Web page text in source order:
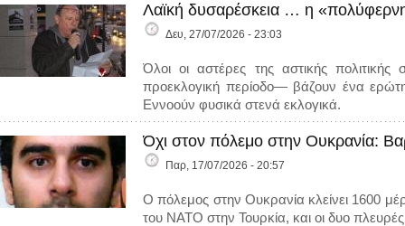
Λαϊκή δυσαρέσκεια … η
Δευ, 27/07/2026 - 23:03
Όλοι οι αστέρες της αστικής
προεκλογική περίοδο— βάζουν ένα
Εννοούν φυσικά στενά εκλογικά.
Όχι στον πόλεμο στην Ουκρανία:
Παρ, 17/07/2026 - 20:57
Ο πόλεμος στην Ουκρανία κλείνει 1600
του ΝΑΤΟ στην Τουρκία, και οι δυο